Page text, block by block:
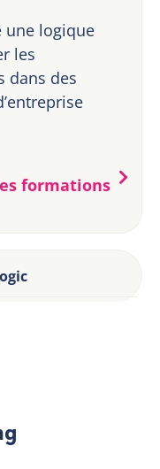
logique
les
dans des
formations